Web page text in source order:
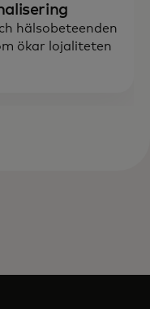
hälsobeteenden
ökar lojaliteten